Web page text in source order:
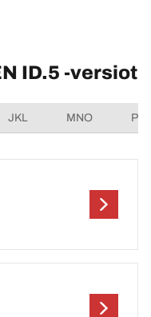
ID.5 -versiot
JKL MNO